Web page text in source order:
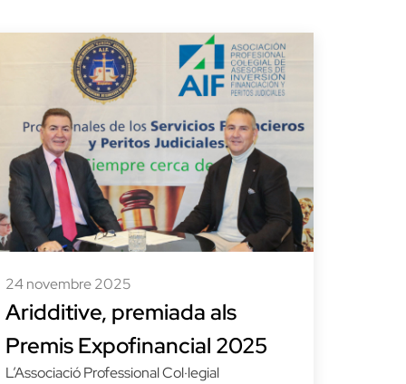
24 novembre 2025
Aridditive, premiada als
Premis Expofinancial 2025
L’Associació Professional Col·legial